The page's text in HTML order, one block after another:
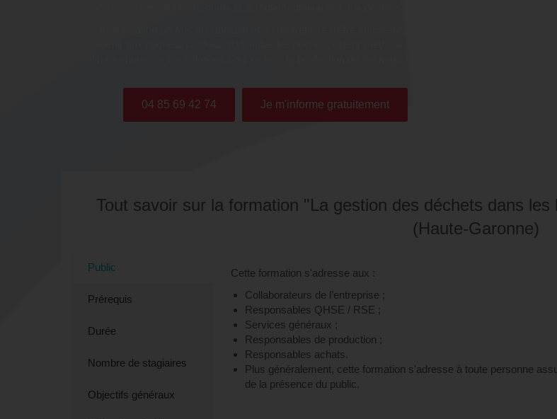
04 85 69 42 74 Je m'informe gratuitement
Tout savoir sur la formation "La gestion des déchets dans
(Haute-Garonne)
Public
Prérequis
Durée
Nombre de stagiaires
Objectifs généraux
Cette formation s'adresse aux :
Collaborateurs de l’entreprise ;
Responsables QHSE / RSE ;
Services généraux ;
Responsables de production ;
Responsables achats.
Plus généralement, cette formation s'adresse à toute personne
de la présence du public.